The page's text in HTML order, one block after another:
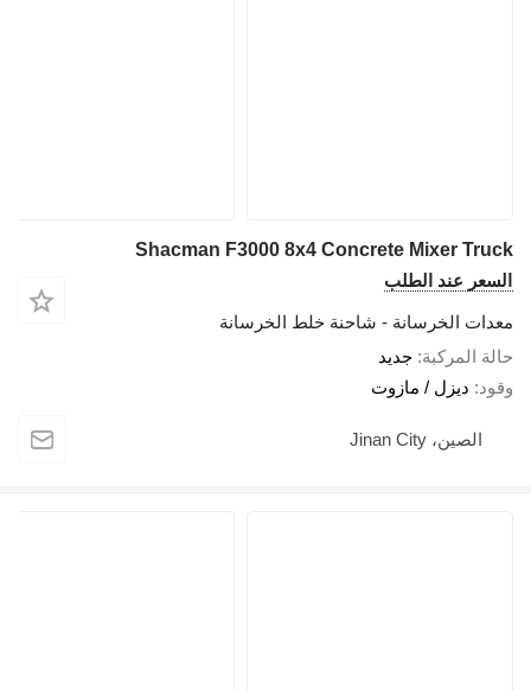
Shacman F3000 8x4 Concrete Mixer Truck
السعر عند الطلب
معدات الخرسانة - شاحنة خلط الخرسانة
حالة المركبة جديد
وقود ديزل / مازوت
الصين، Jinan City